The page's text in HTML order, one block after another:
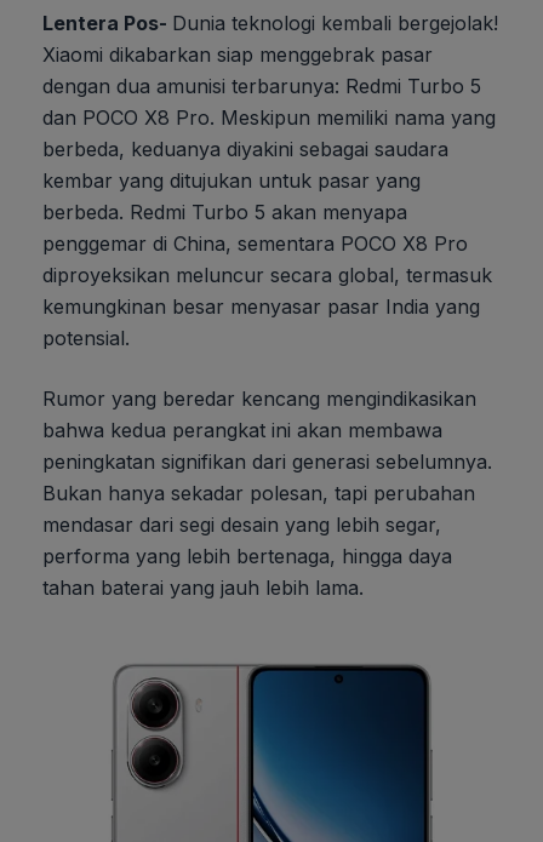
Lentera Pos- Dunia teknologi kembali bergejolak!
Xiaomi dikabarkan siap menggebrak pasar
dengan dua amunisi terbarunya: Redmi Turbo 5
dan POCO X8 Pro. Meskipun memiliki nama yang
berbeda, keduanya diyakini sebagai saudara
kembar yang ditujukan untuk pasar yang
berbeda. Redmi Turbo 5 akan menyapa
penggemar di China, sementara POCO X8 Pro
diproyeksikan meluncur secara global, termasuk
kemungkinan besar menyasar pasar India yang
potensial.
Rumor yang beredar kencang mengindikasikan
bahwa kedua perangkat ini akan membawa
peningkatan signifikan dari generasi sebelumnya.
Bukan hanya sekadar polesan, tapi perubahan
mendasar dari segi desain yang lebih segar,
performa yang lebih bertenaga, hingga daya
tahan baterai yang jauh lebih lama.